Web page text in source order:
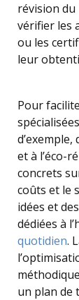
révision du
vérifier les
ou les
leur
Pour
et à l’éco-
concrets
coûts et le
idées et
dédiées à
quotidien.
un plan de